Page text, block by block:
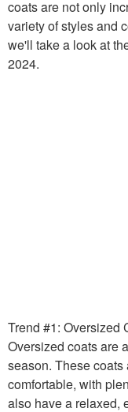
coats are not only
variety of styles and
we'll take a look at
2024.
Trend #1: Oversized
Oversized coats are
season. These
comfortable, with
also have a relaxed,